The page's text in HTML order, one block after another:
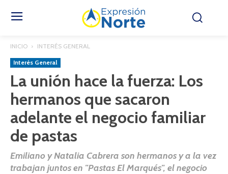
INICIO INTERÉS GENERAL
Interés General
La unión hace la fuerza: Los
hermanos que sacaron
adelante el negocio familiar
de pastas
Emiliano y Natalia Cabrera son hermanos y a la vez
trabajan juntos en "Pastas El Marqués", el negocio